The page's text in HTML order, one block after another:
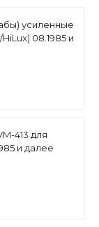
усиленные
08.1985 и
413 для
и далее